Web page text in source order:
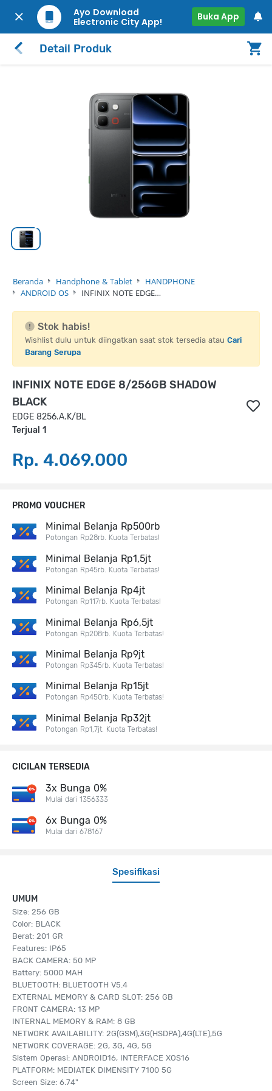
Ayo Download
Electronic City App!
Buka App
Detail Produk
Beranda Handphone & Tablet
HANDPHONE
ANDROID OS
INFINIX NOTE EDGE…
Stok habis!
Wishlist dulu untuk diingatkan saat stok tersedia atau Cari
Barang Serupa
INFINIX NOTE EDGE 8/256GB SHADOW
BLACK
EDGE 8256.A.K/BL
Terjual 1
Rp. 4.069.000
Spesifikasi
UMUM
Size: 256 GB
Color: BLACK
Berat: 201 GR
Features: IP65
BACK CAMERA: 50 MP
Battery: 5000 MAH
BLUETOOTH: BLUETOOTH V5.4
EXTERNAL MEMORY & CARD SLOT: 256 GB
FRONT CAMERA: 13 MP
INTERNAL MEMORY & RAM: 8 GB
NETWORK AVAILABILITY: 2G(GSM),3G(HSDPA),4G(LTE),5G
NETWORK COVERAGE: 2G, 3G, 4G, 5G
Sistem Operasi: ANDROID16, INTERFACE XOS16
PLATFORM: MEDIATEK DIMENSITY 7100 5G
Screen Size: 6.74"
PROMO VOUCHER
Minimal Belanja Rp500rb
Potongan Rp28rb. Kuota Terbatas!
Minimal Belanja Rp1,5jt
Potongan Rp45rb. Kuota Terbatas!
Minimal Belanja Rp4jt
Potongan Rp117rb. Kuota Terbatas!
Minimal Belanja Rp6,5jt
Potongan Rp208rb. Kuota Terbatas!
Minimal Belanja Rp9jt
Potongan Rp345rb. Kuota Terbatas!
Minimal Belanja Rp15jt
Potongan Rp450rb. Kuota Terbatas!
Minimal Belanja Rp32jt
Potongan Rp1,7jt. Kuota Terbatas!
CICILAN TERSEDIA
3x Bunga 0%
Mulai dari 1356333
6x Bunga 0%
Mulai dari 678167